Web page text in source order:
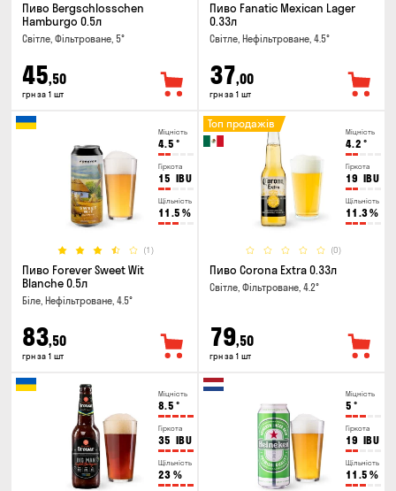
Пиво Bergschlosschen
Hamburgo 0.5л
Світле, Фільтроване, 5°
45,50
грн за 1 шт
Пиво Fanatic Mexican Lager
0.33л
Світле, Нефільтроване, 4.5°
37,00
грн за 1 шт
Міцність
4.5 °
Гіркота
15 IBU
Щільність
11.5 %
(1)
Пиво Forever Sweet Wit
Blanche 0.5л
Біле, Нефільтроване, 4.5°
83,50
грн за 1 шт
Міцність
4.2 °
Гіркота
19 IBU
Щільність
11.3%
(0)
Топ продажів
Пиво Corona Extra 0.33л
Світле, Фільтроване, 4.2°
79,50
грн за 1 шт
Міцність
8.5 °
Гіркота
35 IBU
Щільність
23 %
Міцність
5 °
Гіркота
19 IBU
Щільність
11.5 %